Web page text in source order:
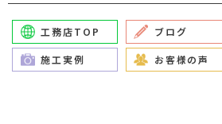
工務店TOP ブログ
施工実例 お客様の声